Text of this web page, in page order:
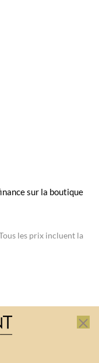
sur la boutique
les prix incluent la